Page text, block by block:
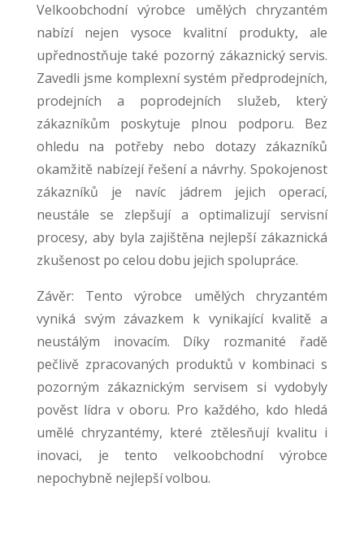
Velkoobchodní výrobce umělých chryzantém
nabízí nejen vysoce kvalitní produkty, ale
upřednostňuje také pozorný zákaznický servis.
Zavedli jsme komplexní systém předprodejních,
prodejních a poprodejních služeb, který
zákazníkům poskytuje plnou podporu. Bez
ohledu na potřeby nebo dotazy zákazníků
okamžitě nabízejí řešení a návrhy. Spokojenost
zákazníků je navíc jádrem jejich operací,
neustále se zlepšují a optimalizují servisní
procesy, aby byla zajištěna nejlepší zákaznická
zkušenost po celou dobu jejich spolupráce.
Závěr: Tento výrobce umělých chryzantém
vyniká svým závazkem k vynikající kvalitě a
neustálým inovacím. Díky rozmanité řadě
pečlivě zpracovaných produktů v kombinaci s
pozorným zákaznickým servisem si vydobyly
pověst lídra v oboru. Pro každého, kdo hledá
umělé chryzantémy, které ztělesňují kvalitu i
inovaci, je tento velkoobchodní výrobce
nepochybně nejlepší volbou.